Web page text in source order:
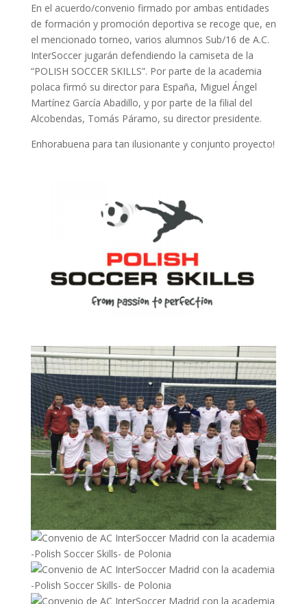
En el acuerdo/convenio firmado por ambas entidades
de formación y promoción deportiva se recoge que, en
el mencionado torneo, varios alumnos Sub/16 de A.C.
InterSoccer jugarán defendiendo la camiseta de la
“POLISH SOCCER SKILLS”. Por parte de la academia
polaca firmó su director para España, Miguel Ángel
Martínez García Abadillo, y por parte de la filial del
Alcobendas, Tomás Páramo, su director presidente.
Enhorabuena para tan ilusionante y conjunto proyecto!